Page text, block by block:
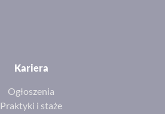
Kariera
Ogłoszenia
Praktyki i staże